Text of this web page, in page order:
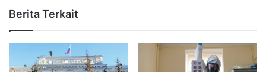
Berita Terkait